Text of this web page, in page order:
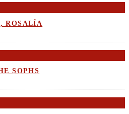
ROSALÍA
SOPHS